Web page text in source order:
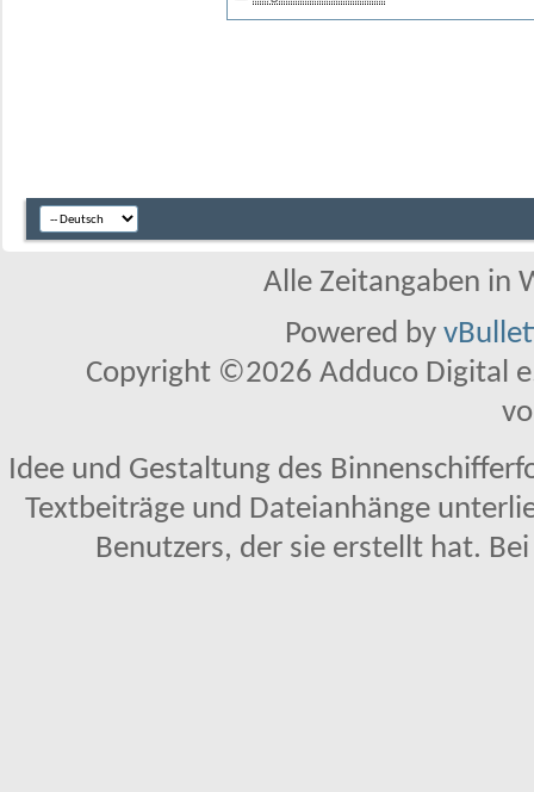
Alle Zeitangaben in
Powered by
Copyright ©2026 Adduco Digital
Idee und Gestaltung des
Textbeiträge und Dateianhänge
Benutzers, der sie erstellt hat.